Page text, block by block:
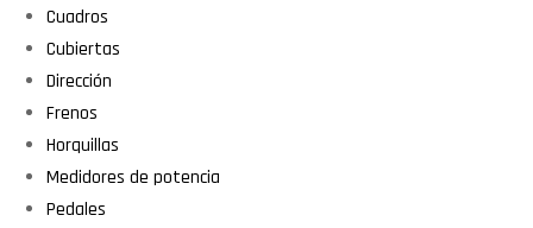
Cuadros
Cubiertas
Dirección
Frenos
Horquillas
Medidores de potencia
Pedales